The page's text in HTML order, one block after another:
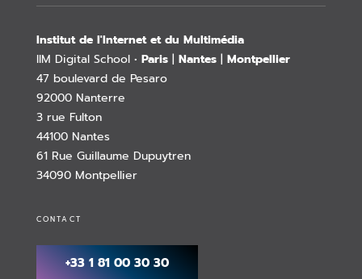
Institut de l'Internet et du Multimédia
IIM Digital School • Paris | Nantes | Montpellier
47 boulevard de Pesaro
92000 Nanterre
3 rue Fulton
44100 Nantes
61 Rue Guillaume Dupuytren
34090 Montpellier
CONTACT
+33 1 81 00 30 30